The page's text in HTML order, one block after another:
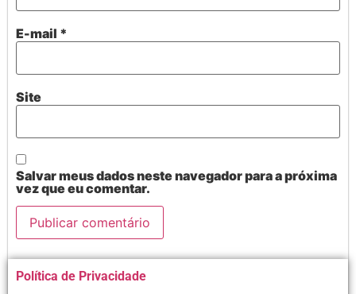
E-mail *
Site
Salvar meus dados neste navegador para a próxima
vez que eu comentar.
Alternative:
Política de Privacidade